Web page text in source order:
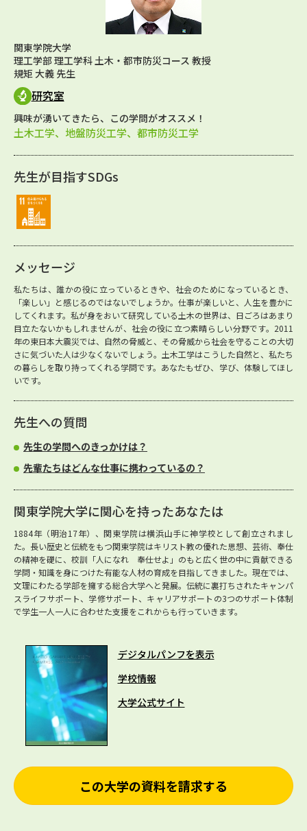
関東学院大学
理工学部 理工学科 土木・都市防災コース 教授
規矩 大義 先生
研究室
興味が湧いてきたら、この学問がオススメ！
土木工学、地盤防災工学、都市防災工学
先生が目指すSDGs
メッセージ
私たちは、誰かの役に立っているときや、社会のためになっているとき、
「楽しい」と感じるのではないでしょうか。仕事が楽しいと、人生を豊かに
してくれます。私が身をおいて研究している土木の世界は、日ごろはあまり
目立たないかもしれませんが、社会の役に立つ素晴らしい分野です。2011
年の東日本大震災では、自然の脅威と、その脅威から社会を守ることの大切
さに気づいた人は少なくないでしょう。土木工学はこうした自然と、私たち
の暮らしを取り持ってくれる学問です。あなたもぜひ、学び、体験してほし
いです。
先生への質問
先生の学問へのきっかけは？
先輩たちはどんな仕事に携わっているの？
関東学院大学に関心を持ったあなたは
1884年（明治17年）、関東学院は横浜山手に神学校として創立されまし
た。長い歴史と伝統をもつ関東学院はキリスト教の優れた思想、芸術、奉仕
の精神を礎に、校訓「人になれ 奉仕せよ」のもと広く世の中に貢献できる
学問・知識を身につけた有能な人材の育成を目指してきました。現在では、
文理にわたる学部を擁する総合大学へと発展。伝統に裏打ちされたキャンパ
スライフサポート、学修サポート、キャリアサポートの3つのサポート体制
で学生一人一人に合わせた支援をこれからも行っていきます。
デジタルパンフを表示
学校情報
大学公式サイト
この大学の資料を請求する